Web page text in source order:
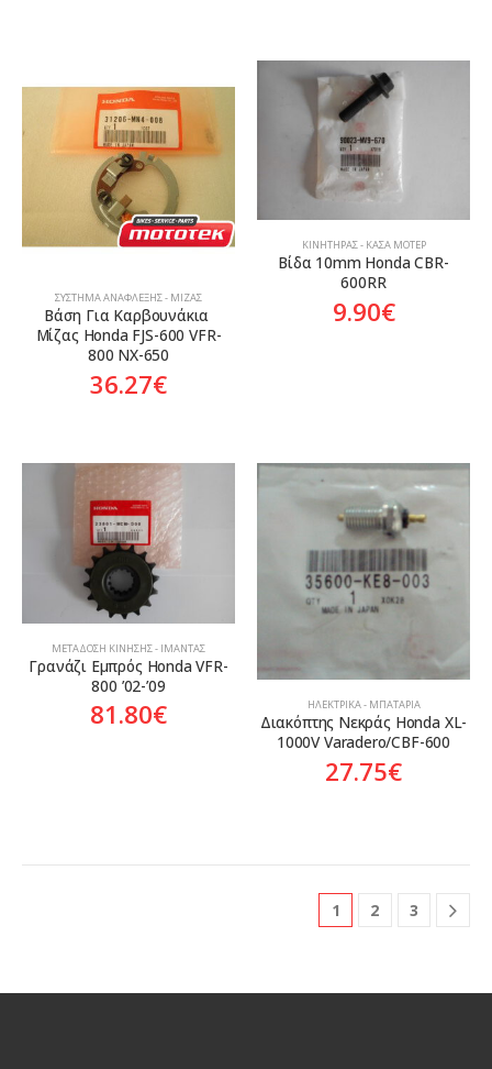
ΣΎΣΤΗΜΑ ΑΝΆΦΛΕΞΗΣ - ΜΊΖΑΣ
Βάση Για Καρβουνάκια
Μίζας Honda FJS-600 VFR-
800 NX-650
36.27€
ΚΙΝΗΤΉΡΑΣ - ΚΆΣΑ ΜΟΤΈΡ
Βίδα 10mm Honda CBR-
600RR
9.90€
ΜΕΤΆΔΟΣΗ ΚΊΝΗΣΗΣ - ΙΜΆΝΤΑΣ
Γρανάζι Εμπρός Honda VFR-
800 ’02-’09
81.80€ ΗΛΕΚΤΡΙΚΆ - ΜΠΑΤΑΡΊΑ
Διακόπτης Νεκράς Honda XL-
1000V Varadero/CBF-600
27.75€
1 2 3